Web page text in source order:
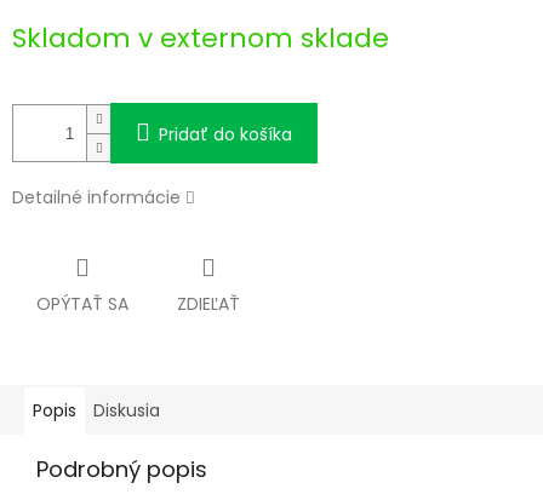
cena:
Skladom v externom sklade
Pridať do košíka
Detailné informácie
OPÝTAŤ SA ZDIEĽAŤ
Popis Diskusia
Podrobný popis